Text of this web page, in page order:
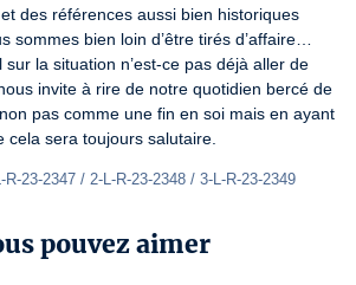
des références aussi bien historiques
sommes bien loin d’être tirés d’affaire…
la situation n’est-ce pas déjà aller de
invite à rire de notre quotidien bercé de
pas comme une fin en soi mais en ayant
cela sera toujours salutaire.
23-2347 / 2-L-R-23-2348 / 3-L-R-23-2349
pouvez aimer